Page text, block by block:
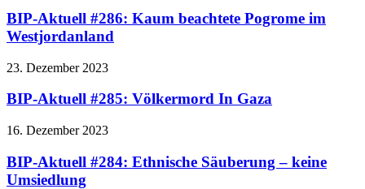
BIP-Aktuell #286: Kaum beachtete Pogrome im
Westjordanland
23. Dezember 2023
BIP-Aktuell #285: Völkermord In Gaza
16. Dezember 2023
BIP-Aktuell #284: Ethnische Säuberung – keine
Umsiedlung